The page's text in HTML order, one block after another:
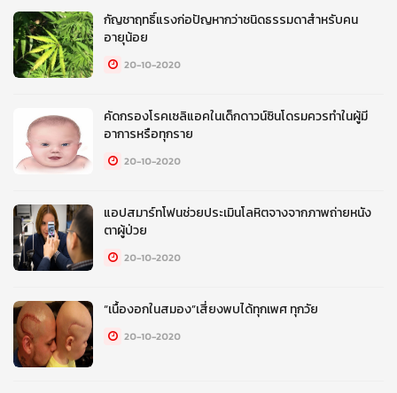
กัญชาฤทธิ์แรงก่อปัญหากว่าชนิดธรรมดาสำหรับคน
อายุน้อย
20-10-2020
คัดกรองโรคเซลิแอคในเด็กดาวน์ซินโดรมควรทำในผู้มี
อาการหรือทุกราย
20-10-2020
แอปสมาร์ทโฟนช่วยประเมินโลหิตจางจากภาพถ่ายหนัง
ตาผู้ป่วย
20-10-2020
“เนื้องอกในสมอง”เสี่ยงพบได้ทุกเพศ ทุกวัย
20-10-2020